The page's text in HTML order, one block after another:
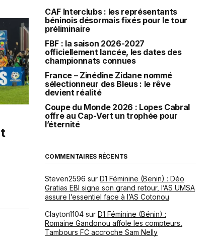
CAF Interclubs : les représentants
béninois désormais fixés pour le tour
préliminaire
FBF : la saison 2026-2027
officiellement lancée, les dates des
championnats connues
France – Zinédine Zidane nommé
sélectionneur des Bleus : le rêve
devient réalité
Coupe du Monde 2026 : Lopes Cabral
offre au Cap-Vert un trophée pour
l’éternité
COMMENTAIRES RÉCENTS
Steven2596 sur D1 Féminine (Benin) : Déo
Gratias EBI signe son grand retour, l’AS UMSA
assure l’essentiel face à l’AS Cotonou
Clayton1104 sur D1 Féminine (Bénin) :
Romaine Gandonou affole les compteurs,
Tambours FC accroche Sam Nelly